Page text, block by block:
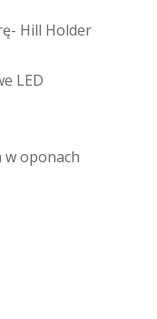
ę- Hill Holder
e LED
woponach